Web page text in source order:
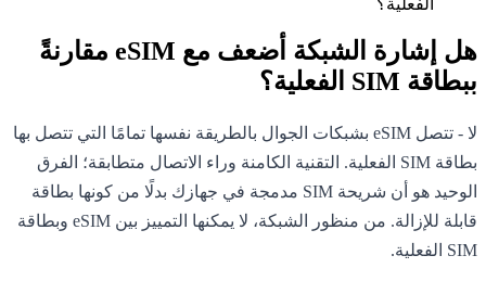
الفعلية؟
هل إشارة الشبكة أضعف مع eSIM مقارنةً
ببطاقة SIM الفعلية؟
لا - تتصل eSIM بشبكات الجوال بالطريقة نفسها تمامًا التي تتصل بها
بطاقة SIM الفعلية. التقنية الكامنة وراء الاتصال متطابقة؛ الفرق
الوحيد هو أن شريحة SIM مدمجة في جهازك بدلًا من كونها بطاقة
قابلة للإزالة. من منظور الشبكة، لا يمكنها التمييز بين eSIM وبطاقة
SIM الفعلية.